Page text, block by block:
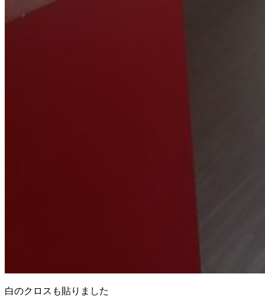
白のクロスも貼りました